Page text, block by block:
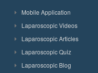
Mobile Application
Laparoscopic Videos
Laparoscopic Articles
Laparoscopic Quiz
Laparoscopic Blog